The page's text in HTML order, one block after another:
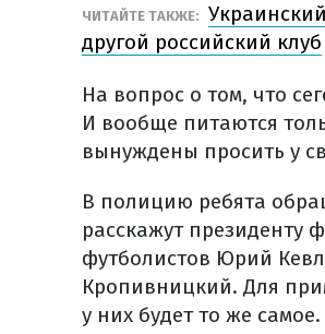
ЧИТАЙТЕ ТАКЖЕ:
другой российский клуб
На вопрос о том, что
И вообще питаются
вынуждены просить у
В полицию ребята
расскажут президенту
футболистов Юрий
Кропивницкий. Для
у них будет то же самое.